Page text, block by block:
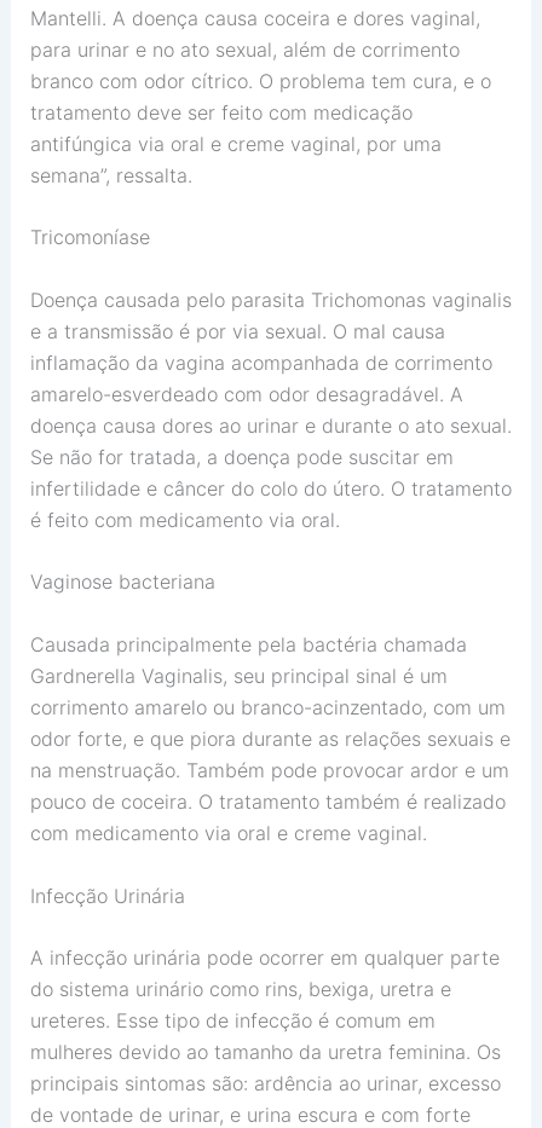
Mantelli. A doença causa coceira e dores vaginal,
para urinar e no ato sexual, além de corrimento
branco com odor cítrico. O problema tem cura, e o
tratamento deve ser feito com medicação
antifúngica via oral e creme vaginal, por uma
semana”, ressalta.
Tricomoníase
Doença causada pelo parasita Trichomonas vaginalis
e a transmissão é por via sexual. O mal causa
inflamação da vagina acompanhada de corrimento
amarelo-esverdeado com odor desagradável. A
doença causa dores ao urinar e durante o ato sexual.
Se não for tratada, a doença pode suscitar em
infertilidade e câncer do colo do útero. O tratamento
é feito com medicamento via oral.
Vaginose bacteriana
Causada principalmente pela bactéria chamada
Gardnerella Vaginalis, seu principal sinal é um
corrimento amarelo ou branco-acinzentado, com um
odor forte, e que piora durante as relações sexuais e
na menstruação. Também pode provocar ardor e um
pouco de coceira. O tratamento também é realizado
com medicamento via oral e creme vaginal.
Infecção Urinária
A infecção urinária pode ocorrer em qualquer parte
do sistema urinário como rins, bexiga, uretra e
ureteres. Esse tipo de infecção é comum em
mulheres devido ao tamanho da uretra feminina. Os
principais sintomas são: ardência ao urinar, excesso
de vontade de urinar, e urina escura e com forte